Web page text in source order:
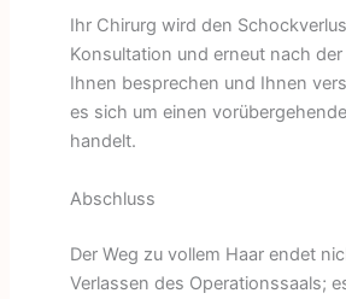
Ihr Chirurg wird den
Konsultation und erneut nach
Ihnen besprechen und Ihnen
es sich um einen
handelt.
Abschluss
Der Weg zu vollem Haar endet
Verlassen des Operationssaals;